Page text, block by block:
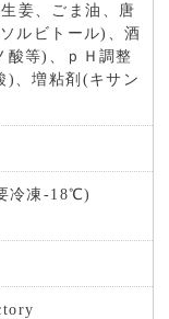
姜、ごま油、唐
ルビトール)、酒
酸等)、ｐＨ調整
)、増粘剤(キサン
冷凍-18℃)